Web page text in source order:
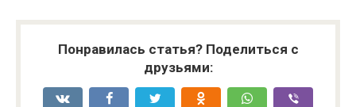
Понравилась статья? Поделиться с
друзьями: